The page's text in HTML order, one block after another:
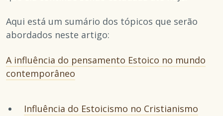
Aqui está um sumário dos tópicos que serão
abordados neste artigo:
A influência do pensamento Estoico no mundo
contemporâneo
Influência do Estoicismo no Cristianismo